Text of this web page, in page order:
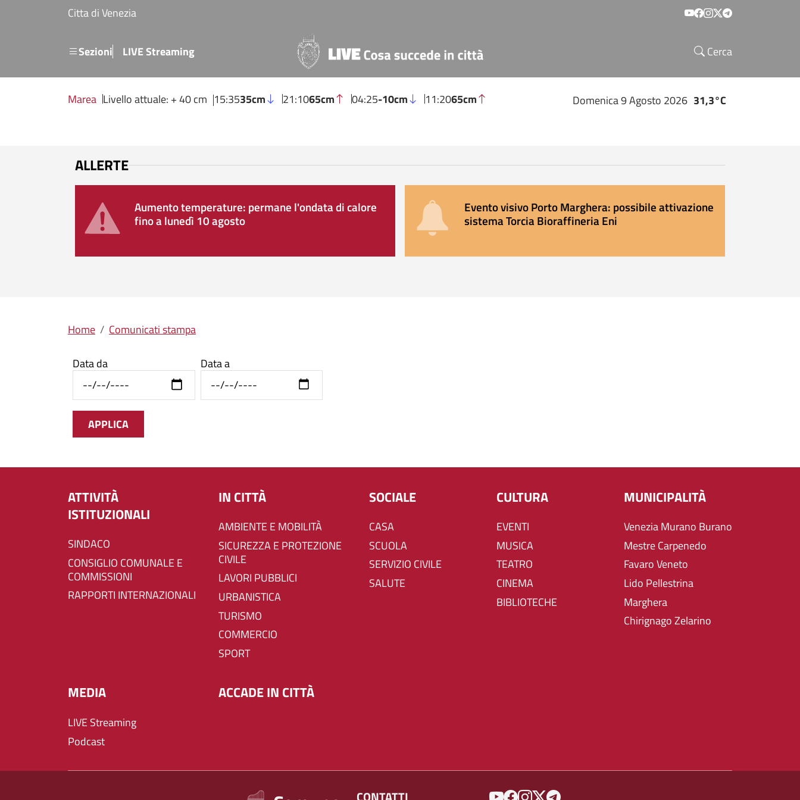
Salta al contenuto principale
Citta di Venezia Social menu
SezioniMenu secondario
LIVE Streaming Cerca
Marea Livello attuale: + 40 cm 15:3535cm 21:1065cm 04:25-10cm 11:2065cm Domenica 9 Agosto 2026 31,3°C
ALLERTE
Aumento temperature: permane l'ondata di calore
fino a lunedì 10 agosto
Evento visivo Porto Marghera: possibile attivazione
sistema Torcia Bioraffineria Eni
Briciole di pane
Home Comunicati stampa
Data da Data a
ATTIVITÀ
ISTITUZIONALI
SINDACO
CONSIGLIO COMUNALE E
COMMISSIONI
RAPPORTI INTERNAZIONALI
IN CITTÀ
AMBIENTE E MOBILITÀ
SICUREZZA E PROTEZIONE
CIVILE
LAVORI PUBBLICI
URBANISTICA
TURISMO
COMMERCIO
SPORT
SOCIALE
CASA
SCUOLA
SERVIZIO CIVILE
SALUTE
CULTURA
EVENTI
MUSICA
TEATRO
CINEMA
BIBLIOTECHE
MUNICIPALITÀ
Venezia Murano Burano
Mestre Carpenedo
Favaro Veneto
Lido Pellestrina
Marghera
Chirignago Zelarino
MEDIA
LIVE Streaming
Podcast
ACCADE IN CITTÀ